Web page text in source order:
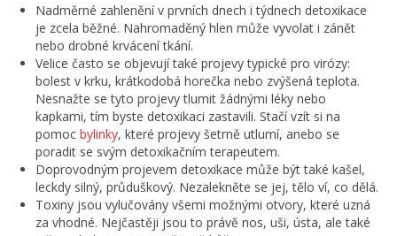
Nadměrné zahlenění v prvních dnech i týdnech detoxikace
je zcela běžné. Nahromaděný hlen může vyvolat i zánět
nebo drobné krvácení tkání.
Velice často se objevují také projevy typické pro virózy:
bolest v krku, krátkodobá horečka nebo zvýšená teplota.
Nesnažte se tyto projevy tlumit žádnými léky nebo
kapkami, tím byste detoxikaci zastavili. Stačí vzít si na
pomoc bylinky, které projevy šetrně utlumí, anebo se
poradit se svým detoxikačním terapeutem.
Doprovodným projevem detoxikace může být také kašel,
leckdy silný, průduškový. Nezalekněte se jej, tělo ví, co dělá.
Toxiny jsou vylučovány všemi možnými otvory, které uzná
za vhodné. Nejčastěji jsou to právě nos, uši, ústa, ale také